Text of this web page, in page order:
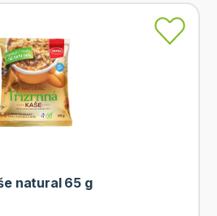
natural 65 g